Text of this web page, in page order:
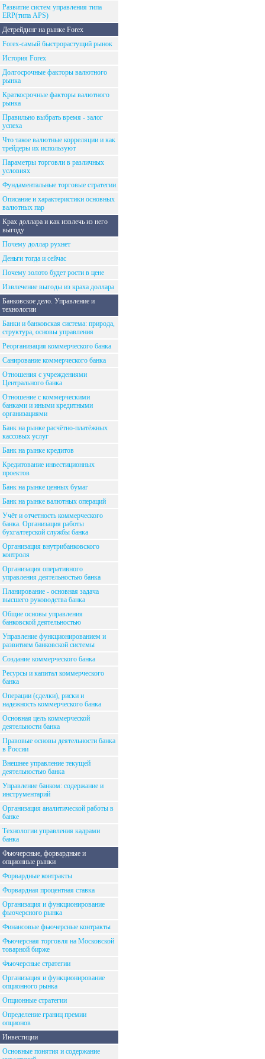
Развитие систем управления типа
ERP(типа APS)
Детрейдинг на рынке Forex
Forex-самый быстрорастущий рынок
История Forex
Долгосрочные факторы валютного
рынка
Краткосрочные факторы валютного
рынка
Правильно выбрать время - залог
успеха
Что такое валютные корреляции и как
трейдеры их используют
Параметры торговли в различных
условиях
Фундаментальные торговые стратегии
Описание и характеристики основных
валютных пар
Крах доллара и как извлечь из него
выгоду
Почему доллар рухнет
Деньги тогда и сейчас
Почему золото будет рости в цене
Извлечение выгоды из краха доллара
Банковское дело. Управление и
технологии
Банки и банковская система: природа,
структура, основы управления
Реорганизация коммерческого банка
Санирование коммерческого банка
Отношения с учреждениями
Центрального банка
Отношение с коммерческими
банками и иными кредитными
организациями
Банк на рынке расчётно-платёжных
кассовых услуг
Банк на рынке кредитов
Кредитование инвестиционных
проектов
Банк на рынке ценных бумаг
Банк на рынке валютных операций
Учёт и отчетность коммерческого
банка. Организация работы
бухгалтерской службы банка
Организация внутрибанковского
контроля
Организация оперативного
управления деятельностью банка
Планирование - основная задача
высшего руководства банка
Общие основы управления
банковской деятельностью
Управление функционированием и
развитием банковской системы
Создание коммерческого банка
Ресурсы и капитал коммерческого
банка
Операции (сделки), риски и
надежность коммерческого банка
Основная цель коммерческой
деятельности банка
Правовые основы деятельности банка
в России
Внешнее управление текущей
деятельностью банка
Управление банком: содержание и
инструментарий
Организация аналитической работы в
банке
Технологии управления кадрами
банка
Фьючерсные, форвардные и
опционные рынки
Форвардные контракты
Форвардная процентная ставка
Организация и функционирование
фьючерсного рынка
Финансовые фьючерсные контракты
Фьючерсная торговля на Московской
товарной бирже
Фьючерсные стратегии
Организация и функционирование
опционного рынка
Опционные стратегии
Определение границ премии
опционов
Инвестиции
Основные понятия и содержание